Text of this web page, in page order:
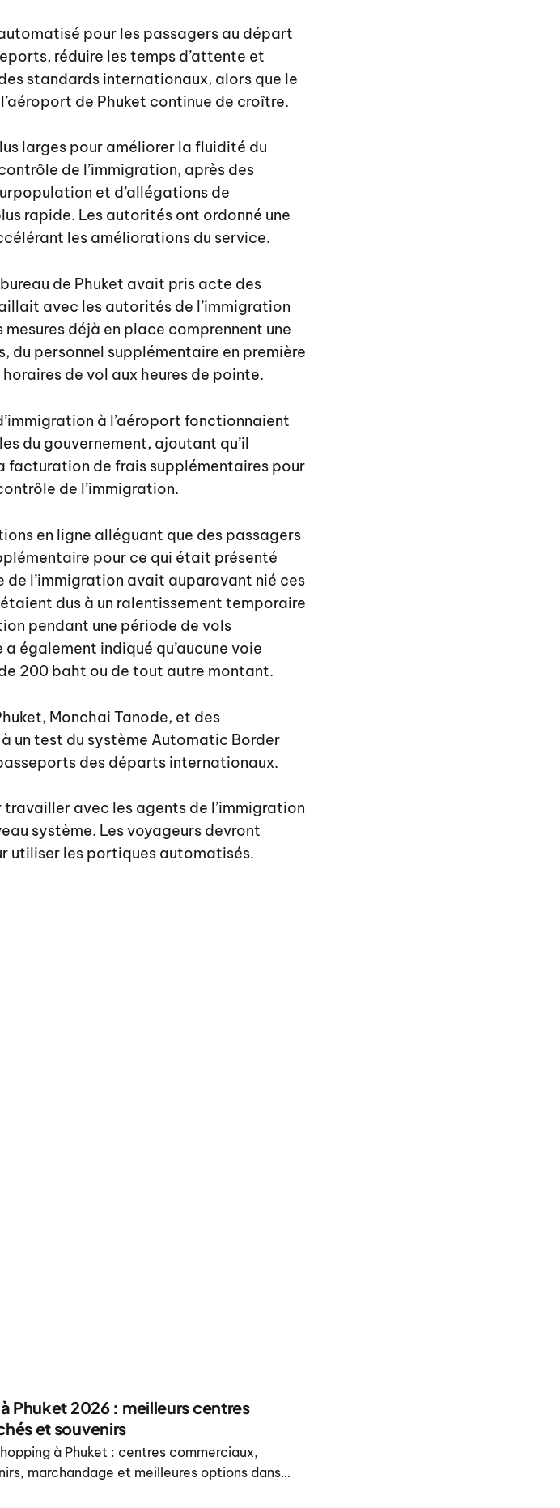
pour les passagers au départ
réduire les temps d’attente et
standards internationaux, alors que le
de Phuket continue de croître.
larges pour améliorer la fluidité du
de l’immigration, après des
et d’allégations de
rapide. Les autorités ont ordonné une
les améliorations du service.
de Phuket avait pris acte des
avec les autorités de l’immigration
déjà en place comprennent une
du personnel supplémentaire en première
de vol aux heures de pointe.
à l’aéroport fonctionnaient
du gouvernement, ajoutant qu’il
facturation de frais supplémentaires pour
de l’immigration.
en ligne alléguant que des passagers
pour ce qui était présenté
l’immigration avait auparavant nié ces
dus à un ralentissement temporaire
pendant une période de vols
également indiqué qu’aucune voie
200 baht ou de tout autre montant.
Monchai Tanode, et des
un test du système Automatic Border
des départs internationaux.
avec les agents de l’immigration
système. Les voyageurs devront
utiliser les portiques automatisés.
Phuket 2026 : meilleurs centres
et souvenirs
à Phuket : centres commerciaux,
marchandage et meilleures options dans